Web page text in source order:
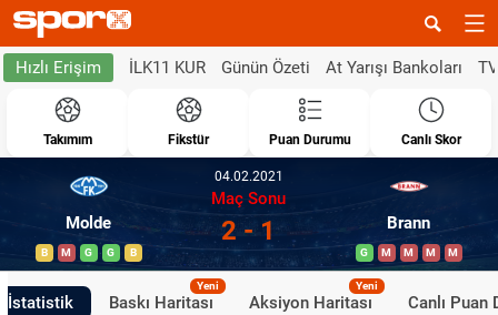
Hızlı Erişim İLK11 KUR Günün Özeti At Yarışı Bankoları
Takımım Fikstür Puan Durumu Canlı Skor
Molde
B M G G B
04.02.2021
Maç Sonu
2 - 1 Brann
G M M M M
İstatistik Baskı Haritası
Yeni
Aksiyon Haritası
Yeni
Canlı Puan